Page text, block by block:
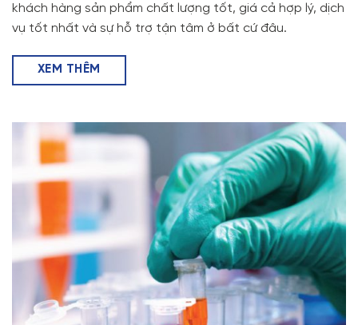
khách hàng sản phẩm chất lượng tốt, giá cả hợp lý, dịch
vụ tốt nhất và sự hỗ trợ tận tâm ở bất cứ đâu.
XEM THÊM